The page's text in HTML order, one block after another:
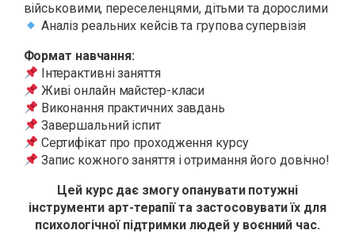
військовими, переселенцями, дітьми та дорослими
Аналіз реальних кейсів та групова супервізія
Формат навчання:
Інтерактивні заняття
Живі онлайн майстер-класи
Виконання практичних завдань
Завершальний іспит
Сертифікат про проходження курсу
Запис кожного заняття і отримання його довічно!
Цей курс дає змогу опанувати потужні
інструменти арт-терапії та застосовувати їх для
психологічної підтримки людей у воєнний час.